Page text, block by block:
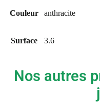
Couleur anthracite
Surface 3.6
Nos autres